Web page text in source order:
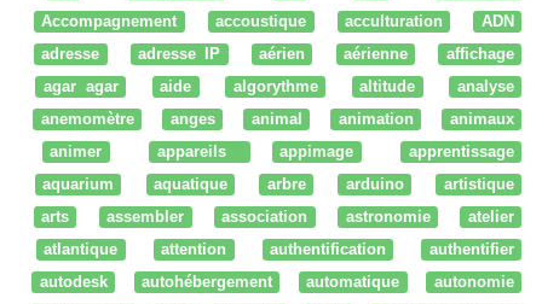
Accompagnement
accoustique acculturation
ADN
adresse
adresse IP aérien aérienne
affichage
agar agar
aide algorythme altitude
analyse
anemomètre
anges animal animation
animaux
animer
appareils appimage
apprentissage
aquarium
aquatique arbre arduino
artistique
arts
assembler association astronomie
atelier
atlantique
attention authentification
authentifier
autodesk
autohébergement automatique
autonomie